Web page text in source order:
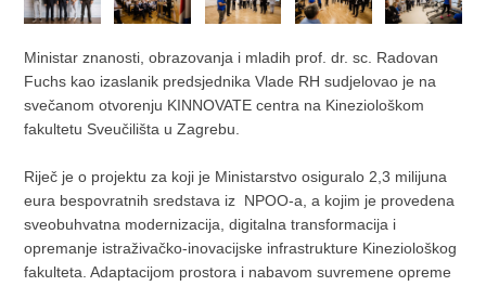
Ministar znanosti, obrazovanja i mladih prof. dr. sc. Radovan
Fuchs kao izaslanik predsjednika Vlade RH sudjelovao je na
svečanom otvorenju KINNOVATE centra na Kineziološkom
fakultetu Sveučilišta u Zagrebu.
Riječ je o projektu za koji je Ministarstvo osiguralo 2,3 milijuna
eura bespovratnih sredstava iz NPOO-a, a kojim je provedena
sveobuhvatna modernizacija, digitalna transformacija i
opremanje istraživačko‑inovacijske infrastrukture Kineziološkog
fakulteta. Adaptacijom prostora i nabavom suvremene opreme